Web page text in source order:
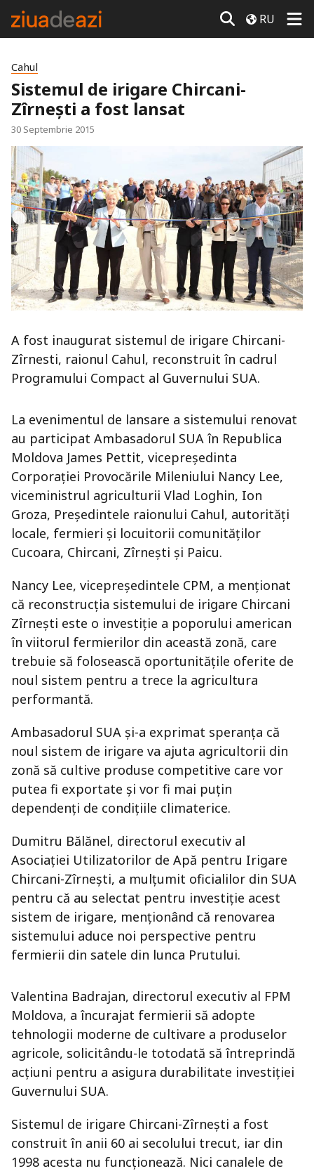
RU
Cahul
Sistemul de irigare Chircani-
Zîrnești a fost lansat
30 Septembrie 2015
A fost inaugurat sistemul de irigare Chircani-
Zîrnesti, raionul Cahul, reconstruit în cadrul
Programului Compact al Guvernului SUA.
La evenimentul de lansare a sistemului renovat
au participat Ambasadorul SUA în Republica
Moldova James Pettit, vicepreședinta
Corporației Provocările Mileniului Nancy Lee,
viceministrul agriculturii Vlad Loghin, Ion
Groza, Președintele raionului Cahul, autorități
locale, fermieri și locuitorii comunităților
Cucoara, Chircani, Zîrnești și Paicu.
Nancy Lee, vicepreședintele CPM, a menționat
că reconstrucția sistemului de irigare Chircani
Zîrnești este o investiție a poporului american
în viitorul fermierilor din această zonă, care
trebuie să folosească oportunitățile oferite de
noul sistem pentru a trece la agricultura
performantă.
Ambasadorul SUA și-a exprimat speranța că
noul sistem de irigare va ajuta agricultorii din
zonă să cultive produse competitive care vor
putea fi exportate și vor fi mai puțin
dependenți de condițiile climaterice.
Dumitru Bălănel, directorul executiv al
Asociației Utilizatorilor de Apă pentru Irigare
Chircani-Zîrnești, a mulțumit oficialilor din SUA
pentru că au selectat pentru investiție acest
sistem de irigare, menționând că renovarea
sistemului aduce noi perspective pentru
fermierii din satele din lunca Prutului.
Valentina Badrajan, directorul executiv al FPM
Moldova, a încurajat fermierii să adopte
tehnologii moderne de cultivare a produselor
agricole, solicitându-le totodată să întreprindă
acțiuni pentru a asigura durabilitate investiției
Guvernului SUA.
Sistemul de irigare Chircani-Zîrnești a fost
construit în anii 60 ai secolului trecut, iar din
1998 acesta nu funcționează. Nici canalele de